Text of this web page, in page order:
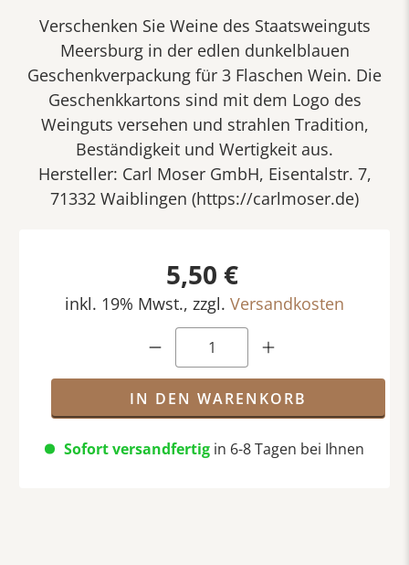
Verschenken Sie Weine des Staatsweinguts
Meersburg in der edlen dunkelblauen
Geschenkverpackung für 3 Flaschen Wein. Die
Geschenkkartons sind mit dem Logo des
Weinguts versehen und strahlen Tradition,
Beständigkeit und Wertigkeit aus.
Hersteller: Carl Moser GmbH, Eisentalstr. 7,
71332 Waiblingen (https://carlmoser.de)
5,50 €
inkl. 19% Mwst., zzgl. Versandkosten
IN DEN WARENKORB
Sofort versandfertig in 6-8 Tagen bei Ihnen